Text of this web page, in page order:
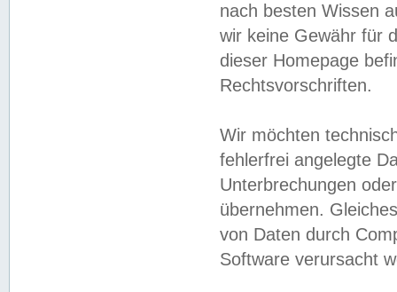
nach besten Wissen
wir keine Gewähr für
dieser Homepage
Rechtsvorschriften.
Wir möchten
fehlerfrei angelegte
Unterbrechungen
übernehmen.
von Daten durch
Software verursacht